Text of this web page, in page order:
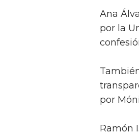
Ana
por la
por
Ramón